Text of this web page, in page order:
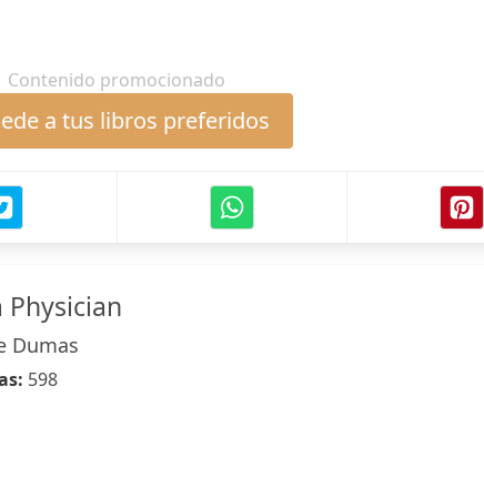
Contenido promocionado
a tus libros preferidos
Dumas
598